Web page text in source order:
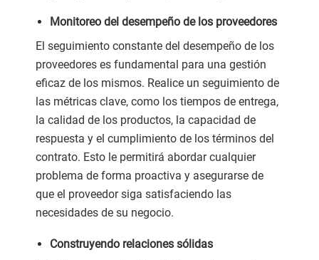
Monitoreo del desempeño de los proveedores
El seguimiento constante del desempeño de los
proveedores es fundamental para una gestión
eficaz de los mismos. Realice un seguimiento de
las métricas clave, como los tiempos de entrega,
la calidad de los productos, la capacidad de
respuesta y el cumplimiento de los términos del
contrato. Esto le permitirá abordar cualquier
problema de forma proactiva y asegurarse de
que el proveedor siga satisfaciendo las
necesidades de su negocio.
Construyendo relaciones sólidas